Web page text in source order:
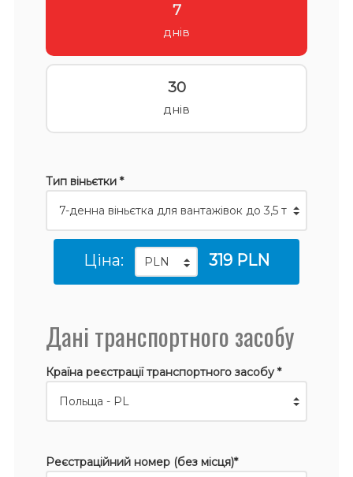
7
днів
30
днів
Тип віньєтки *
Ціна: 319 PLN
Дані транспортного засобу
Країна реєстрації транспортного засобу *
Реєстраційний номер (без місця)*